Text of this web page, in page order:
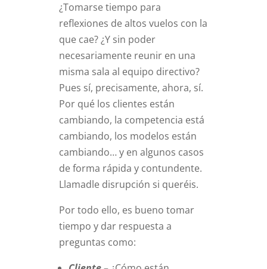
¿Tomarse tiempo para
reflexiones de altos vuelos con la
que cae? ¿Y sin poder
necesariamente reunir en una
misma sala al equipo directivo?
Pues sí, precisamente, ahora, sí.
Por qué los clientes están
cambiando, la competencia está
cambiando, los modelos están
cambiando… y en algunos casos
de forma rápida y contundente.
Llamadle disrupción si queréis.
Por todo ello, es bueno tomar
tiempo y dar respuesta a
preguntas como: